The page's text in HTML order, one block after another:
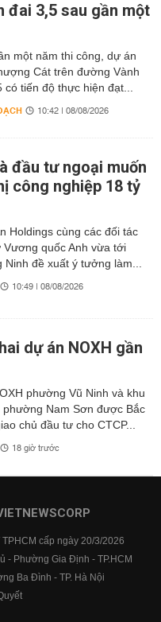
đai 3,5 sau gần một
một năm thi công, dự án
Cát trên đường Vành
có tiến độ thực hiện đạt...
10:42 | 08/08/2026
đầu tư ngoại muốn
công nghiệp 18 tỷ
Holdings cùng các đối tác
Vương quốc Anh vừa tới
Ninh đề xuất ý tưởng làm...
10:49 | 08/08/2026
dự án NOXH gần
phường Vũ Ninh và khu
phường Nam Sơn được Bắc
chủ đầu tư cho CTCP...
18 giờ trước
cấp ngày 20/3/2026
- Phường Gia Định - TP.HCM
Ba Đình - TP. Hà Nội